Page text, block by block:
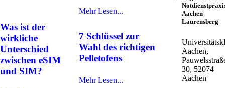
Mehr Lesen...
Was ist der
wirkliche
Unterschied
zwischen eSIM
und SIM?
7 Schlüssel zur
Wahl des richtigen
Pelletofens
Mehr Lesen...
Aachen-
Laurensberg
Aachen,
30, 52074
Aachen